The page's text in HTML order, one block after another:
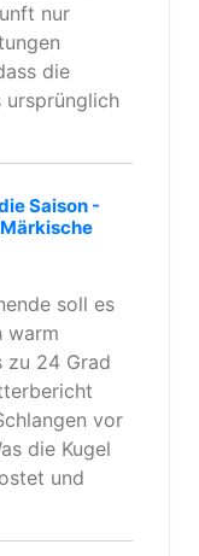
nur
die
ursprünglich
Saison -
soll es
warm
zu 24 Grad
vor
die Kugel
und